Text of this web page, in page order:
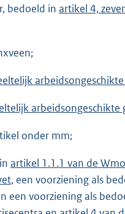
bedoeld in artikel 4,
arbeidsongeschikte
onder mm;
artikel 1.1.1 van de
, een voorziening als
een voorziening als